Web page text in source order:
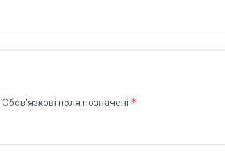
Обов’язкові поля позначені *